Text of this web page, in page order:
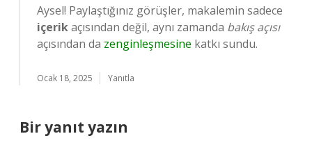
Aysel! Paylaştığınız görüşler, makalemin sadece
içerikaçısından değil, aynı zamanda bakış açısı
açısından da zenginleşmesine katkı sundu.
Ocak 18, 2025 Yanıtla
Bir yanıt yazın